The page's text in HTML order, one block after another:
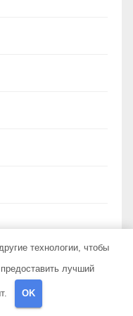
технологии, чтобы
лучший
OK